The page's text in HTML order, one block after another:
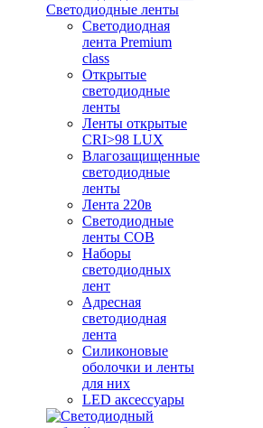
Светодиодные ленты
Светодиодная
лента Premium
class
Открытые
светодиодные
ленты
Ленты открытые
CRI>98 LUX
Влагозащищенные
светодиодные
ленты
Лента 220в
Светодиодные
ленты COB
Наборы
светодиодных
лент
Адресная
светодиодная
лента
Силиконовые
оболочки и ленты
для них
LED аксессуары